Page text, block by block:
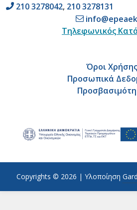
210 3278042, 210 3278131
Τηλεφωνικός
Όροι Χρήσης
Προσωπικά
Copyrights © 2026 | Υλοποίηση